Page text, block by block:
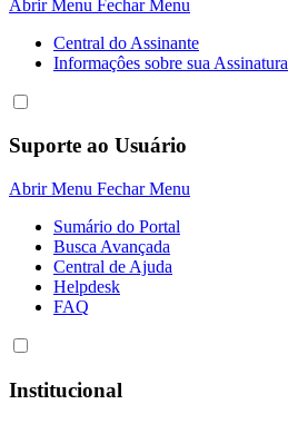
Abrir Menu Fechar Menu
Central do Assinante
Informaçôes sobre sua Assinatura
Suporte ao Usuário
Abrir Menu Fechar Menu
Sumário do Portal
Busca Avançada
Central de Ajuda
Helpdesk
FAQ
Institucional